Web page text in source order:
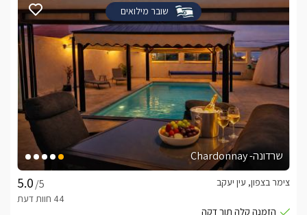
שובר מילואים
שרדונה- Chardonnay
/5
צימר בצפון, עין יעקב